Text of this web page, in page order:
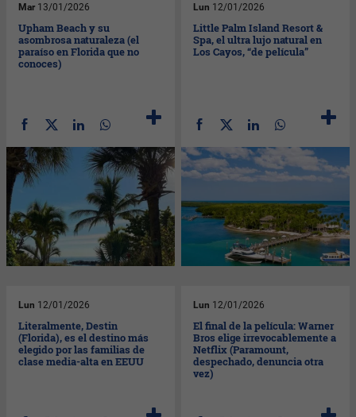
Mar 13/01/2026
Upham Beach y su
asombrosa naturaleza (el
paraíso en Florida que no
conoces)
Lun 12/01/2026
Little Palm Island Resort &
Spa, el ultra lujo natural en
Los Cayos, “de película”
Lun 12/01/2026
Literalmente, Destin
(Florida), es el destino más
elegido por las familias de
clase media-alta en EEUU
Lun 12/01/2026
El final de la película: Warner
Bros elige irrevocablemente a
Netflix (Paramount,
despechado, denuncia otra
vez)